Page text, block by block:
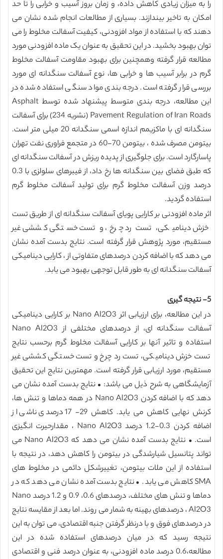
را به میزان زیادی کاهش داده، و زمان بروز آسیب و خرابی را تا حد
امکان به تاخیر بیندازند. بسیاری از مطالعات انجام شده نشان می
دهند که با استفاده از مواد افزودنی، کیفیت آسفالت مخلوط را می
توان بهبود بخشید. در این تحقیق به عنوان یک ماده افزودنی مورد
مطالعه قرار گرفته وهمچنین برای بهبود مقاومت آسفالت مخلوط
گرم در برابر آسیب ها و خرابی ها، نوع آسفالت سنگدانه ای مورد
بررسی قرار گرفته است. درجه بندی مواد سنگی استفاده شده در
این مطالعه، درجه بندی متوسط پیشنهاد شده توسط Asphalt
Pavement Regulation of Iran Roads (نشریه 234) برای آسفالت
سنگدانه ای با ماکزیمم اندازه اسمی سنگدانه 20 میلی متر است.
بیتومن مصرف شده ، بیتومن 70-60 در متجمع فراوری نفت تهران
پاسارگارد است. برای جلوگیری از پدیده ریزش در آسفالت سنگدانه ای
که طبق فضای بین سنگدانه ها رخ داد، از فیبرهای سلولزی با 0.3
درصد وزن آسفالت مخلوط گرم برای تولید آسفالت مخلوط گرم
استفاده گردید.
اثر ماده افزودنی بر کارایی پویای آسفالت سنگدانه ای از طریق تست
خزش دینامیکی، تست رد چرخ، و تست خستگی کششی غیر
مستقیم، مورد پژوهش قرار گرفته است. نتایج بدست آمده نشان
می دهد که با اضافه کردن درصدهای متفاوتی از ، کارایی دینامیکی
آسفالت سنگدانه ای به طور قابل توجهی بهبود می یابد.
5- نتیجه گیری
در این مطالعه، برای ارزیابی اثر Nano Al2O3 بر کارایی دینامیکی
آسفالت سنگدانه ای، از درصدهای مختلفی از Nano Al2O3
استفاده و تاثیر آنها بر کارایی آسفالت مخلوط گرم برحسب نتایج
تست خزش دینامیکی، تست رد چرخ و تست خستگی کششی غیر
مستقیم، مورد ارزیابی قرار گرفته است. مهمترین نتایج این تحقیق
آزمایشگاهی به شرح ذیل می باشد: • نتایج بدست آمده نشان می
دهد که با اضافه کردن Nano Al2O3 در همه دماها و تنش ها،
کرنش نهایی کاهش می یابد. کاهش 29- 17 درصدی ناشی از
اضافه کردن 0.3-1.2 درصد Nano Al2O3 ، مقدارحیرت انگیزی
است. • نتایج بدست آمده نشان می دهد که Nano Al2O3 می
تواند پتانسیل شیارشدگی در بیتومن را کاهش دهد، در نتیجه با
استفاده از این ملات بیتومن، تغییرشکل دائمی در مخلوط های
SMA کاهش می یابد. • نتایج بدست آمده نشان می دهد که در
دماها و تنش های مختلف، درصدهای 0.6، 0.9 و 1.2 درصد Nano
Al2O3 ، درصدهای بهینه به شمار می روند. اما بعد از مقایسه نتایج
در درصدهای فوق و با درنظر گرفتن جنبه اقتصادی، می توان به این
نتیجه رسید که در میان درصدهای استفاده شده در این
مطالعه،0.6 درصد ماده افزودنی، به عنوان درصد فنی و اقتصادی